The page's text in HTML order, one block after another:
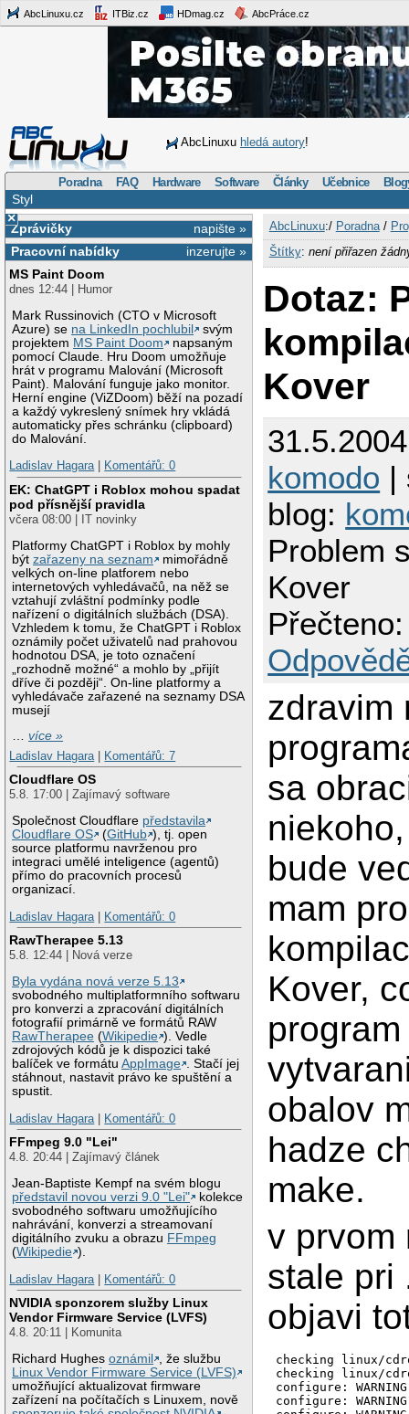
AbcLinuxu.cz ITBiz.cz HDmag.cz AbcPráce.cz
AbcLinuxu hledá autory!
Poradna FAQ Hardware Software Články Učebnice
Styl
×
napište »
Zprávičky
inzerujte »
Pracovní nabídky
MS Paint Doom
dnes 12:44 | Humor
Mark Russinovich (CTO v Microsoft
Azure) se na LinkedIn pochlubil
svým
projektem MS Paint Doom
napsaným
pomocí Claude. Hru Doom umožňuje
hrát v programu Malování (Microsoft
Paint). Malování funguje jako monitor.
Herní engine (ViZDoom) běží na pozadí
a každý vykreslený snímek hry vkládá
automaticky přes schránku (clipboard)
do Malování.
Ladislav Hagara| Komentářů: 0
EK: ChatGPT i Roblox mohou spadat
pod přísnější pravidla
včera 08:00 | IT novinky
Platformy ChatGPT i Roblox by mohly
býtzařazeny na seznam
mimořádně
velkých on-line platforem nebo
internetových vyhledávačů, na něž se
vztahují zvláštní podmínky podle
nařízení o digitálních službách (DSA).
Vzhledem k tomu, že ChatGPT i Roblox
oznámily počet uživatelů nad prahovou
hodnotou DSA, je toto označení
„rozhodně možné“ a mohlo by „přijít
dříve či později“. On-line platformy a
vyhledávače zařazené na seznamy DSA
musejí
…více »
Ladislav Hagara
Komentářů: 7
Cloudflare OS
5.8. 17:00 | Zajímavý software
Společnost Cloudflare představila
Cloudflare OS
(GitHub ), tj. open
source platformu navrženou pro
integraci umělé inteligence (agentů)
přímo do pracovních procesů
organizací.
Ladislav Hagara
Komentářů: 0
RawTherapee 5.13
5.8. 12:44 | Nová verze
Byla vydána nová verze 5.13
svobodného multiplatformního softwaru
pro konverzi a zpracování digitálních
fotografií primárně ve formátů RAW
RawTherapee (Wikipedie ). Vedle
zdrojových kódů je k dispozici také
balíček ve formátuAppImage . Stačí jej
stáhnout, nastavit právo ke spuštění a
spustit.
Ladislav Hagara
Komentářů: 0
FFmpeg 9.0 "Lei"
4.8. 20:44 | Zajímavý článek
Jean-Baptiste Kempf na svém blogu
představil novou verzi 9.0 "Lei"
kolekce
svobodného softwaru umožňujícího
nahrávání, konverzi a streamovaní
digitálního zvuku a obrazu FFmpeg
(Wikipedie ).
Ladislav Hagara | Komentářů: 0
NVIDIA sponzorem služby Linux
Vendor Firmware Service (LVFS)
4.8. 20:11 | Komunita
Richard Hughesoznámil
, že službu
Linux Vendor Firmware Service (LVFS)
umožňující aktualizovat firmware
zařízení na počítačích s Linuxem, nově
AbcLinuxu:/ Poradna/
Štítky: není přiřazen
Dotaz:
Kover
komodo |
blog:
Problem
Kover
zdravim
sa
bude
mam
Kover,
obalov
hadze
make.
v prvom
stale pri
objavi
checking linux/
checking linux/
configure:
configure: